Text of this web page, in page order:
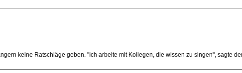
keine Ratschläge geben. "Ich arbeite mit Kollegen, die wissen zu singen", sagte